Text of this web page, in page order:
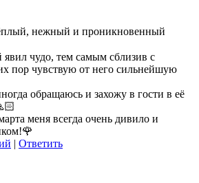
нежный и проникновенный
чудо, тем самым сблизив с
пор чувствую от него сильнейшую
обращаюсь и захожу в гости в её
меня всегда очень дивило и
| Ответить